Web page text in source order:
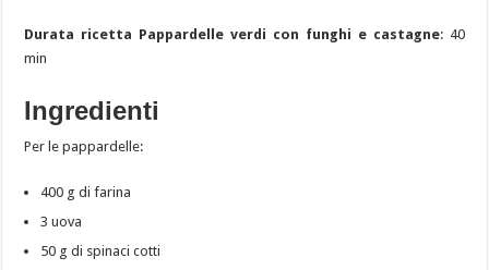
Durata ricetta Pappardelle verdi con funghi e castagne: 40
min
Ingredienti
Per le pappardelle:
400 g di farina
3 uova
50 g di spinaci cotti